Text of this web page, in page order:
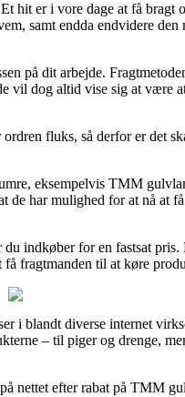
hit er i vore dage at få bragt
samt endda endvidere
på dit arbejde.
dog altid vise sig at være
fluks, så derfor er det
eksempelvis TMM
de har mulighed for at nå at
indkøber for en fastsat
fragtmanden til at køre
i blandt diverse internet
– til piger og drenge,
nettet efter rabat på TMM